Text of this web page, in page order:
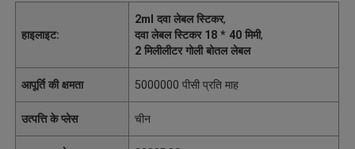
हाइलाइट:
2ml दवा लेबल स्टिकर,
दवा लेबल स्टिकर 18 * 40 मिमी,
2 मिलीलीटर गोली बोतल लेबल
आपूर्ति की क्षमता 5000000 पीसी प्रति माह
उत्पत्ति के प्लेस चीन